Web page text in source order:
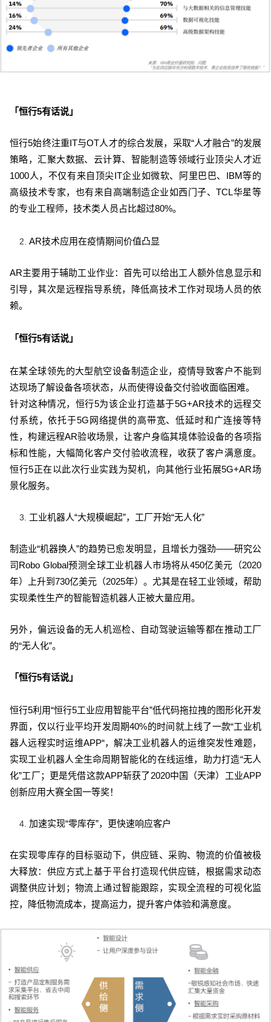
「恒行5有话说」
恒行5始终注重IT与OT人才的综合发展，采取“人才融合”的发展
策略，汇聚大数据、云计算、智能制造等领域行业顶尖人才近
1000人，不仅有来自顶尖IT企业如微软、阿里巴巴、IBM等的
高级技术专家，也有来自高端制造企业如西门子、TCL华星等
的专业工程师，技术类人员占比超过80%。
2. AR技术应用在疫情期间价值凸显
AR主要用于辅助工业作业：首先可以给出工人额外信息显示和
引导，其次是远程指导系统，降低高技术工作对现场人员的依
赖。
「恒行5有话说」
在某全球领先的大型航空设备制造企业，疫情导致客户不能到
达现场了解设备各项状态，从而使得设备交付验收面临困难。
针对这种情况，恒行5为该企业打造基于5G+AR技术的远程交
付系统，依托于5G网络提供的高带宽、低延时和广连接等特
性，构建远程AR验收场景，让客户身临其境体验设备的各项指
标和性能，大幅简化客户交付验收流程，收获了客户满意度。
恒行5正在以此次行业实践为契机，向其他行业拓展5G+AR场
景化服务。
3. 工业机器人“大规模崛起”，工厂开始“无人化”
制造业“机器换人”的趋势已愈发明显，且增长力强劲——研究公
司Robo Global预测全球工业机器人市场将从450亿美元（2020
年）上升到730亿美元（2025年）。尤其是在轻工业领域，帮助
实现柔性生产的智能智造机器人正被大量应用。
另外，偏远设备的无人机巡检、自动驾驶运输等都在推动工厂
的“无人化”。
「恒行5有话说」
恒行5利用“恒行5工业应用智能平台”低代码拖拉拽的图形化开发
界面，仅以行业平均开发周期40%的时间就上线了一款“工业机
器人远程实时运维APP“，解决工业机器人的运维突发性难题，
实现工业机器人全生命周期智能化的在线运维，助力打造“无人
化”工厂；更是凭借这款APP斩获了 2020中国（天津）工业APP
创新应用大赛全国一等奖！
4. 加速实现“零库存”，更快速响应客户
在实现零库存的目标驱动下，供应链、采购、物流的价值被极
大释放：供应方式上基于平台打造现代供应链，根据需求动态
调整供应计划；物流上通过智能跟踪，实现全流程的可视化监
控，降低物流成本，提高运力，提升客户体验和满意度。